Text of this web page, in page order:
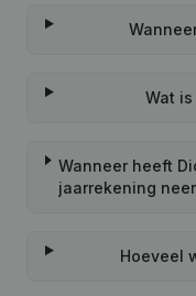
Wat
Wanneer heeft
jaarrekening
Hoeveel